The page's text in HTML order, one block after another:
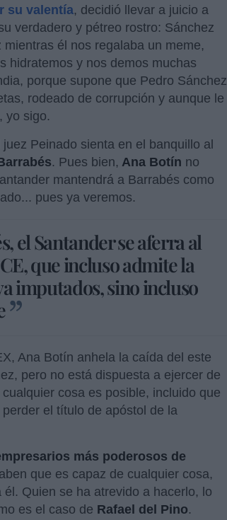
su valentía, decidió llevar a juicio a
verdadero y pétreo rostro: Sánchez
él nos regalaba un meme,
hidratemos y nos demos muchas
porque supone que Pedro Sánchez
rodeado de corrupción y aunque le
yo sigo.
Peinado sienta en el banquillo al
. Pues bien, Ana Botín no
mantendrá a Barrabés como
pues ya veremos.
el Santander se aferra al
que incluso admite la
imputados, sino incluso
Ana Botín anhela la caída del este
pero no está dispuesta a ejercer de
cosa es posible, incluido que
el título de apóstol de la
más poderosos de
que es capaz de cualquier cosa,
Quien se ha atrevido a hacerlo, lo
es el caso de Rafael del Pino.